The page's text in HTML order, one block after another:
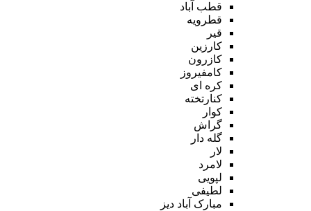
قطب آباد
قطرویه
قیر
کارزین
کازرون
کامفیروز
کره ای
کنارتخته
کوار
گراش
گله دار
لار
لامرد
لپویی
لطیفی
مبارک آباد دیز